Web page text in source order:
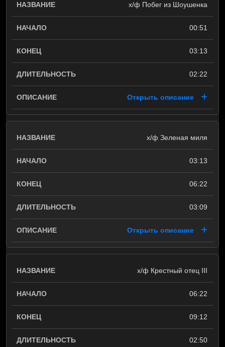
х/ф Побег из Шоушенка
00:51
03:13
02:22
Открыть описание
х/ф Зеленая миля
03:13
06:22
03:09
Открыть описание
х/ф Крестный отец III
06:22
09:12
02:50